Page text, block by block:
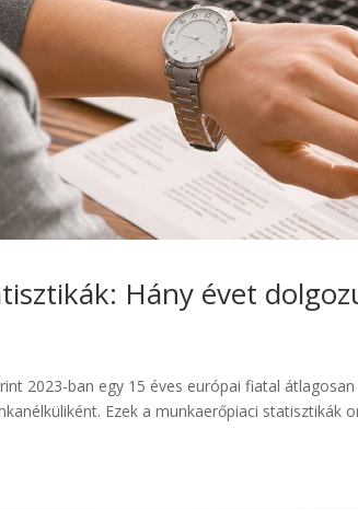
Hány évet
2023-ban egy 15 éves európai fiatal
Ezek a munkaerőpiaci statisztikák